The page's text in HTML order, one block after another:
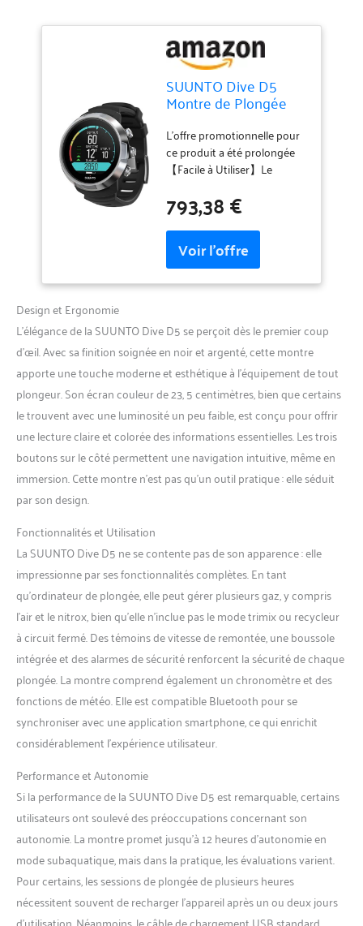
SUUNTO Dive D5
Montre de Plongée
Numérique avec
Écran Couleur,
Étanche à 100 m,
Ordinateur Sous-
de Réveil,
Chronomètre, Météo,
Boussole, 12H
d'Autonomie en Mode
Subaquatique
L'offre promotionnelle pour
ce produit a été prolongée
【Facile à Utiliser】Le
de plongée de type montre
L'écran couleur à contraste
élevé est clair et facile à lire,
vous permettant de profiter
et de vous concentrer sur
l'exploration du merveilleux
bracelet peut être facilement
remplacé Le Suunto D5 relie
vos deux vies : les aventures
sous-marines et les revivre
plus tard et les partager avec
des amis 【Super
Autonomie de la Batterie】
Équipé d'une batterie
rechargeable, la durée de vie
de la batterie est jusqu'à 12
heures en mode plongée
heure ; lorsque vous ne
plongez pas, connectez-
vous sans fil à Suunto App
pour recevoir des
notifications d'applications
【Plusieurs Modes de
Plongée】Choisissez entre 3
modes de plongée, naviguez
dans le menu simple et
basculez facilement entre les
vues et les paramètres Vous
pouvez facilement
Suunto, choisir différents
styles d'affichage et choisir
les détails que vous
souhaitez voir pendant
votre plongée La
personnalisation des modes
de plongée vous permet
également de définir les
793,38 €
Design et Ergonomie
L’élégance de la SUUNTO Dive D5 se perçoit dès le premier coup
d’œil. Avec sa finition soignée en noir et argenté, cette montre
apporte une touche moderne et esthétique à l’équipement de tout
plongeur. Son écran couleur de 23, 5 centimètres, bien que certains
le trouvent avec une luminosité un peu faible, est conçu pour offrir
une lecture claire et colorée des informations essentielles. Les trois
boutons sur le côté permettent une navigation intuitive, même en
immersion. Cette montre n’est pas qu’un outil pratique : elle séduit
par son design.
Fonctionnalités et Utilisation
La SUUNTO Dive D5 ne se contente pas de son apparence : elle
impressionne par ses fonctionnalités complètes. En tant
qu’ordinateur de plongée, elle peut gérer plusieurs gaz, y compris
l’air et le nitrox, bien qu’elle n’inclue pas le mode trimix ou recycleur
à circuit fermé. Des témoins de vitesse de remontée, une boussole
intégrée et des alarmes de sécurité renforcent la sécurité de chaque
plongée. La montre comprend également un chronomètre et des
fonctions de météo. Elle est compatible Bluetooth pour se
synchroniser avec une application smartphone, ce qui enrichit
considérablement l’expérience utilisateur.
Performance et Autonomie
Si la performance de la SUUNTO Dive D5 est remarquable, certains
utilisateurs ont soulevé des préoccupations concernant son
autonomie. La montre promet jusqu’à 12 heures d’autonomie en
mode subaquatique, mais dans la pratique, les évaluations varient.
Pour certains, les sessions de plongée de plusieurs heures
nécessitent souvent de recharger l’appareil après un ou deux jours